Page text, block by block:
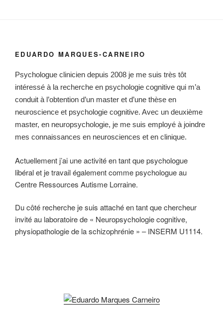
EDUARDO MARQUES-CARNEIRO
Psychologue clinicien depuis 2008 je me suis très tôt
intéressé à la recherche en psychologie cognitive qui m’a
conduit à l’obtention d’un master et d’une thèse en
neuroscience et psychologie cognitive. Avec un deuxième
master, en neuropsychologie, je me suis employé à joindre
mes connaissances en neurosciences et en clinique.
Actuellement j’ai une activité en tant que psychologue
libéral et je travail également comme psychologue au
Centre Ressources Autisme Lorraine.
Du côté recherche je suis attaché en tant que chercheur
invité au laboratoire de « Neuropsychologie cognitive,
physiopathologie de la schizophrénie » – INSERM U1114.